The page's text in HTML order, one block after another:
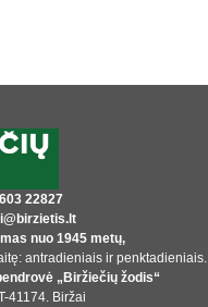
22827
nuo 1945 metų,
antradieniais ir penktadieniais.
„Biržiečių žodis“
41174. Biržai